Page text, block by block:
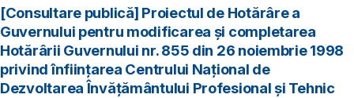
[Consultare publică] Proiectul de Hotărâre a
Guvernului pentru modificarea şi completarea
Hotărârii Guvernului nr. 855 din 26 noiembrie 1998
privind înfiinţarea Centrului Naţional de
Dezvoltarea Învăţământului Profesional şi Tehnic